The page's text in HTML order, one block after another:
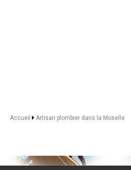
Accueil Artisan plombier dans la Moselle